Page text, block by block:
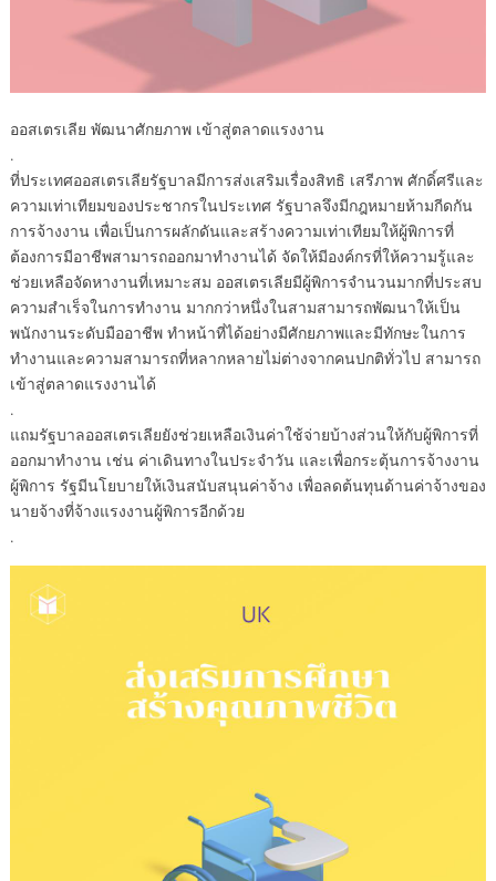
ออสเตรเลีย พัฒนาศักยภาพ เข้าสู่ตลาดแรงงาน
.
ที่ประเทศออสเตรเลียรัฐบาลมีการส่งเสริมเรื่องสิทธิ เสรีภาพ ศักดิ์ศรีและ
ความเท่าเทียมของประชากรในประเทศ รัฐบาลจึงมีกฎหมายห้ามกีดกัน
การจ้างงาน เพื่อเป็นการผลักดันและสร้างความเท่าเทียมให้ผู้พิการที่
ต้องการมีอาชีพสามารถออกมาทำงานได้ จัดให้มีองค์กรที่ให้ความรู้และ
ช่วยเหลือจัดหางานที่เหมาะสม ออสเตรเลียมีผู้พิการจำนวนมากที่ประสบ
ความสำเร็จในการทำงาน มากกว่าหนึ่งในสามสามารถพัฒนาให้เป็น
พนักงานระดับมืออาชีพ ทำหน้าที่ได้อย่างมีศักยภาพและมีทักษะในการ
ทำงานและความสามารถที่หลากหลายไม่ต่างจากคนปกติทั่วไป สามารถ
เข้าสู่ตลาดแรงงานได้
.
แถมรัฐบาลออสเตรเลียยังช่วยเหลือเงินค่าใช้จ่ายบ้างส่วนให้กับผู้พิการที่
ออกมาทำงาน เช่น ค่าเดินทางในประจำวัน และเพื่อกระตุ้นการจ้างงาน
ผู้พิการ รัฐมีนโยบายให้เงินสนับสนุนค่าจ้าง เพื่อลดต้นทุนด้านค่าจ้างของ
นายจ้างที่จ้างแรงงานผู้พิการอีกด้วย
.